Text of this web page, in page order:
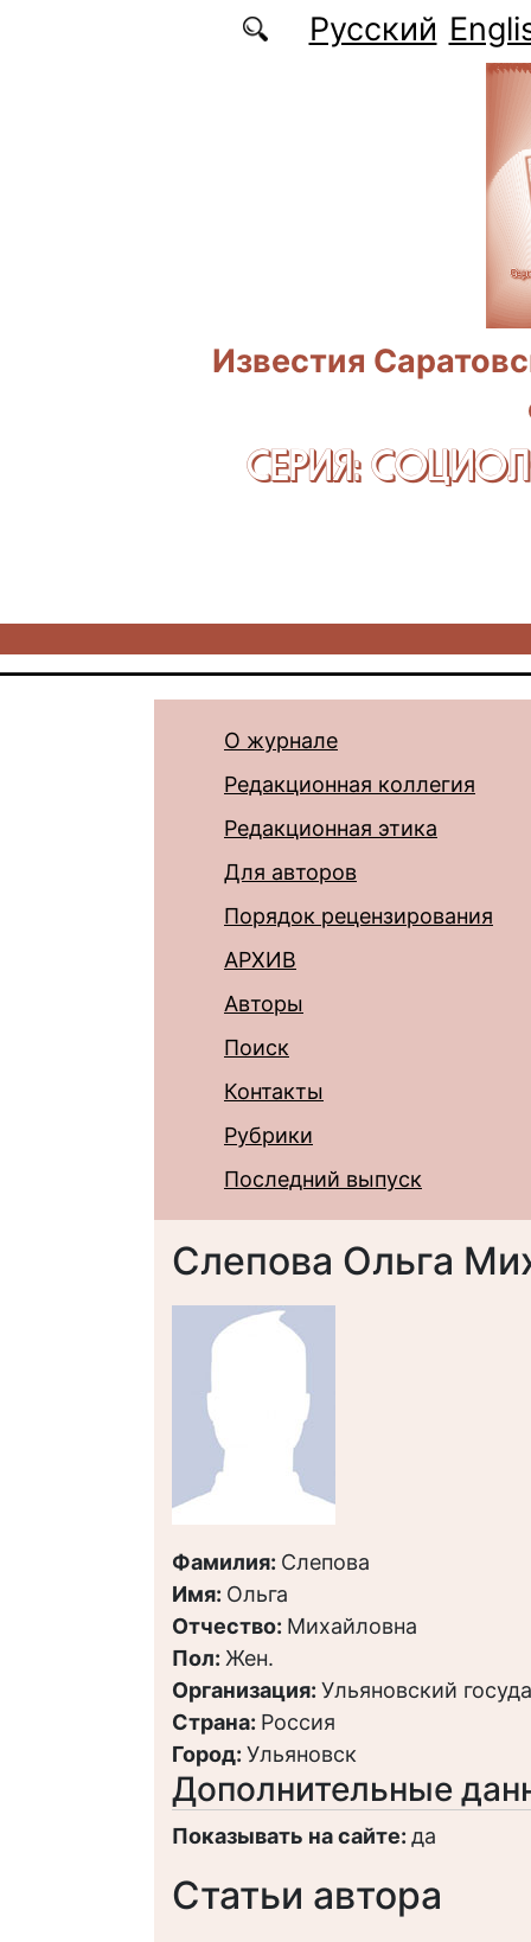
Перейти к основному содержаниюРусский
Известия
СЕРИЯ:
О журнале
Редакционная коллегия
Редакционная этика
Для авторов
Порядок рецензирования
АРХИВ
Авторы
Поиск
Контакты
Рубрики
Последний выпуск
Слепова Ольга
Фамилия: Слепова
Имя: Ольга
Отчество: Михайловна
Пол: Жен.
Организация: Ульяновский
Страна: Россия
Город: Ульяновск
Дополнительные
Показывать на сайте: да
Статьи автора